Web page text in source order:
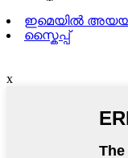
ഇമെയിൽ
സ്കൈപ്പ്
x